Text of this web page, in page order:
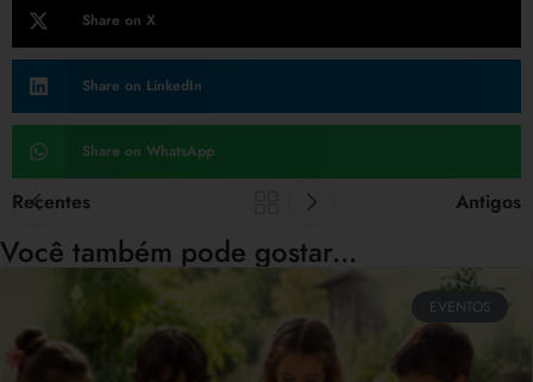
Share on X
Share on LinkedIn
Share on WhatsApp
Recentes Antigos
Você também pode gostar...
EVENTOS